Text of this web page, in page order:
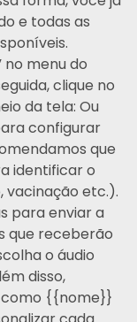
e todas as
no menu do
clique no
da tela: Ou
configurar
que
identificar o
vacinação etc.).
para enviar a
que receberão
o áudio
disso,
como {{nome}}